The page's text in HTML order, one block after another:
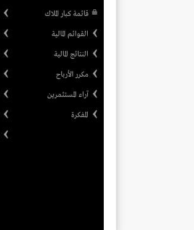
قائمة كبار الملاك
القوائم المالية
النتائج المالية
مكرر الأرباح
آراء المستثمرين
المفكرة